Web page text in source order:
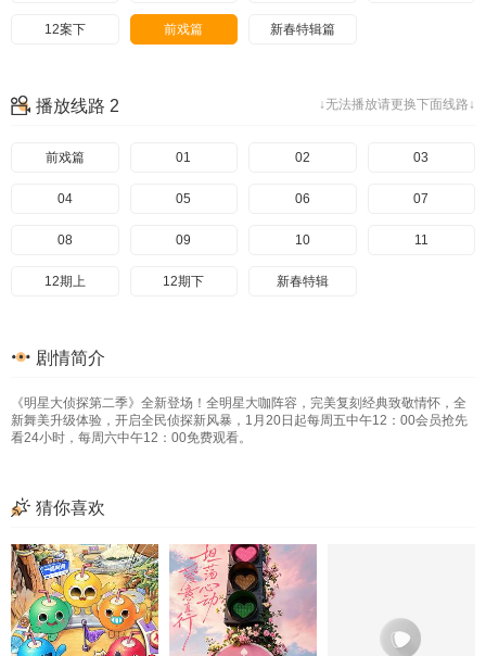
12案下 前戏篇 新春特辑篇
↓无法播放请更换下面线路↓
播放线路 2
前戏篇 01 02 03
04 05 06 07
08 09 10 11
12期上 12期下 新春特辑
剧情简介
《明星大侦探第二季》全新登场！全明星大咖阵容，完美复刻经典致敬情怀，全
新舞美升级体验，开启全民侦探新风暴，1月20日起每周五中午12：00会员抢先
看24小时，每周六中午12：00免费观看。
猜你喜欢